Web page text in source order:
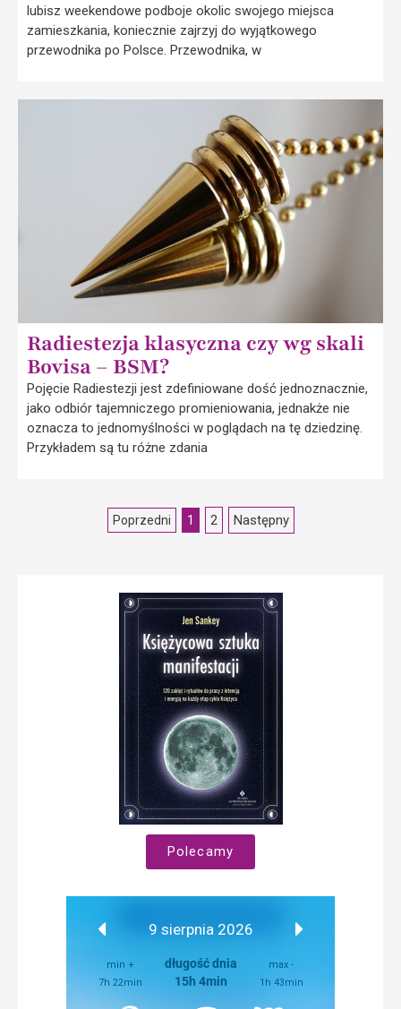
lubisz weekendowe podboje okolic swojego miejsca
zamieszkania, koniecznie zajrzyj do wyjątkowego
przewodnika po Polsce. Przewodnika, w
Radiestezja klasyczna czy wg skali
Bovisa – BSM?
Pojęcie Radiestezji jest zdefiniowane dość jednoznacznie,
jako odbiór tajemniczego promieniowania, jednakże nie
oznacza to jednomyślności w poglądach na tę dziedzinę.
Przykładem są tu różne zdania
Poprzedni 1 2 Następny
Polecamy
9 sierpnia 2026
min +
7h 22min
długość dnia
15h 4min
max -
1h 43min